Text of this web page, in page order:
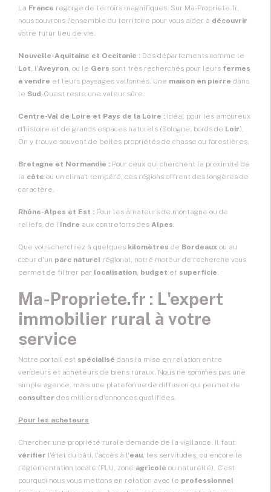
La France regorge de terroirs magnifiques. Sur Ma-Propriete.fr,
nous couvrons l'ensemble du territoire pour vous aider à découvrir
votre futur lieu de vie.
Nouvelle-Aquitaine et Occitanie : Des départements comme le
Lot, l'Aveyron, ou le Gers sont très recherchés pour leurs fermes
à vendre et leurs paysages vallonnés. Une maison en pierre dans
le Sud-Ouest reste une valeur sûre.
Centre-Val de Loire et Pays de la Loire : Idéal pour les amoureux
d'histoire et de grands espaces naturels (Sologne, bords de Loir).
On y trouve souvent de belles propriétés de chasse ou forestières.
Bretagne et Normandie : Pour ceux qui cherchent la proximité de
la côte ou un climat tempéré, ces régions offrent des longères de
caractère.
Rhône-Alpes et Est : Pour les amateurs de montagne ou de
reliefs, de l'Indre aux contreforts des Alpes.
Que vous cherchiez à quelques kilomètres de Bordeaux ou au
cœur d'un parc naturel régional, notre moteur de recherche vous
permet de filtrer par localisation, budget et superficie.
Ma-Propriete.fr : L'expert
immobilier rural à votre
service
Notre portail est spécialisé dans la mise en relation entre
vendeurs et acheteurs de biens ruraux. Nous ne sommes pas une
simple agence, mais une plateforme de diffusion qui permet de
consulter des milliers d'annonces qualifiées.
Pour les acheteurs
Chercher une propriété rurale demande de la vigilance. Il faut
vérifier l'état du bâti, l'accès à l'eau, les servitudes, ou encore la
réglementation locale (PLU, zone agricole ou naturelle). C'est
pourquoi nous vous mettons en relation avec le professionnel